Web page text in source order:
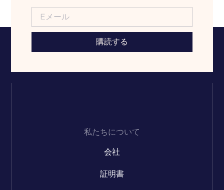
購読する
私たちについて
会社
証明書